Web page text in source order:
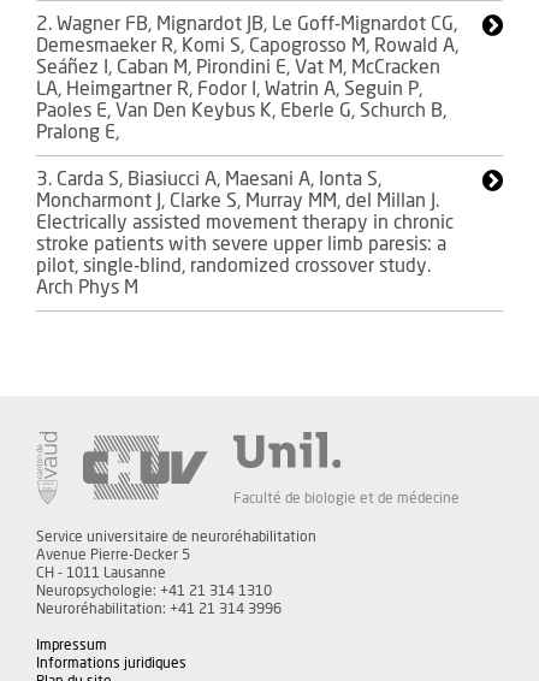
2. Wagner FB, Mignardot JB, Le Goff-Mignardot CG,
Demesmaeker R, Komi S, Capogrosso M, Rowald A,
Seáñez I, Caban M, Pirondini E, Vat M, McCracken
LA, Heimgartner R, Fodor I, Watrin A, Seguin P,
Paoles E, Van Den Keybus K, Eberle G, Schurch B,
Pralong E,
3. Carda S, Biasiucci A, Maesani A, Ionta S,
Moncharmont J, Clarke S, Murray MM, del Millan J.
Electrically assisted movement therapy in chronic
stroke patients with severe upper limb paresis: a
pilot, single-blind, randomized crossover study.
Arch Phys M
Faculté de biologie et de médecine
Service universitaire de neuroréhabilitation
Avenue Pierre-Decker 5
CH - 1011 Lausanne
Neuropsychologie: +41 21 314 1310
Neuroréhabilitation: +41 21 314 3996
Impressum
Informations juridiques